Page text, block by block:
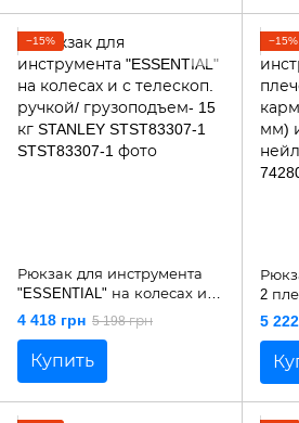
−15%
Рюкзак для инструмента
"ESSENTIAL" на колесах и с
телескоп. ручкой/
грузоподъем- 15 кг STANLEY
STST83307-1
4 418 грн 5 198 грн
Купить
−15%
2
из
Yato
5